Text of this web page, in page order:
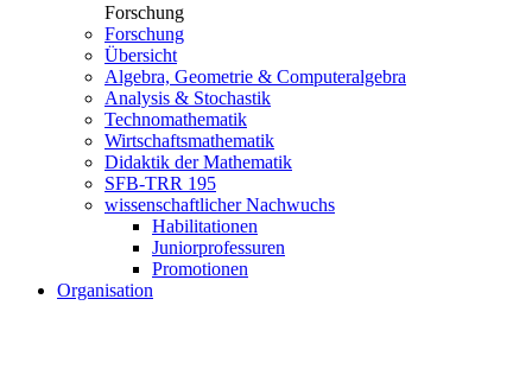
Forschung
Forschung
Übersicht
Algebra, Geometrie & Computeralgebra
Analysis & Stochastik
Technomathematik
Wirtschaftsmathematik
Didaktik der Mathematik
SFB-TRR 195
wissenschaftlicher Nachwuchs
Habilitationen
Juniorprofessuren
Promotionen
Organisation